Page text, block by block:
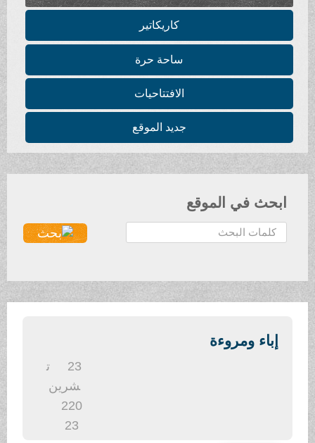
كاريكاتير
ساحة حرة
الافتتاحيات
جديد الموقع
ابحث في الموقع
ح
ث
إباء ومروءة
شرين
220